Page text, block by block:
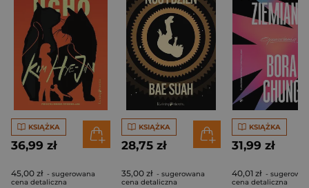
KSIĄŻKA
36,99 zł
45,00 zł - sugerowana
cena detaliczna
KSIĄŻKA
28,75 zł
35,00 zł - sugerowana
cena detaliczna
KSIĄŻKA
31,99 zł
40,01 zł -
cena detaliczna